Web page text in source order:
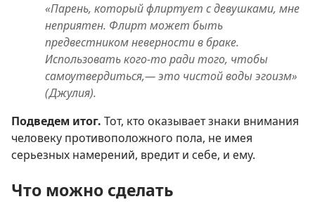
«Парень, который флиртует с девушками, мне
неприятен. Флирт может быть
предвестником неверности в браке.
Использовать кого-то ради того, чтобы
самоутвердиться,— это чистой воды эгоизм»
(Джулия).
Подведем итог. Тот, кто оказывает знаки внимания
человеку противоположного пола, не имея
серьезных намерений, вредит и себе, и ему.
Что можно сделать